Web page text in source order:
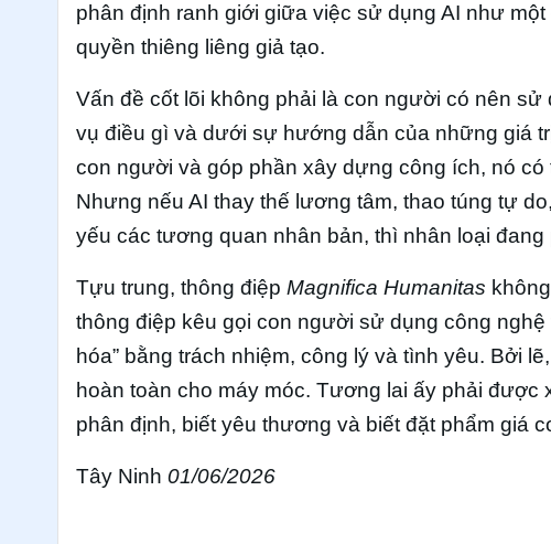
phân định ranh giới giữa việc sử dụng AI như
quyền thiêng liêng giả tạo.
Vấn đề cốt lõi không phải là con người có nên
vụ điều gì và dưới sự hướng dẫn của những giá
con người và góp phần xây dựng công ích, nó
Nhưng nếu AI thay thế lương tâm, thao túng tự
yếu các tương quan nhân bản, thì nhân loại đang
Tựu trung, thông điệp Magnifica Humanitas
thông điệp kêu gọi con người sử dụng công
hóa” bằng trách nhiệm, công lý và tình yêu. Bởi
hoàn toàn cho máy móc. Tương lai ấy phải
phân định, biết yêu thương và biết đặt phẩm giá
Tây Ninh 01/06/2026